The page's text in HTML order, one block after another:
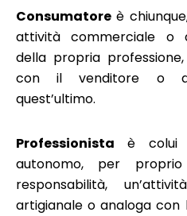
Consumatore è
attività commerciale o
della propria
con il venditore o
quest’ultimo.
Professionista è colui
autonomo, per
responsabilità,
artigianale o analoga con